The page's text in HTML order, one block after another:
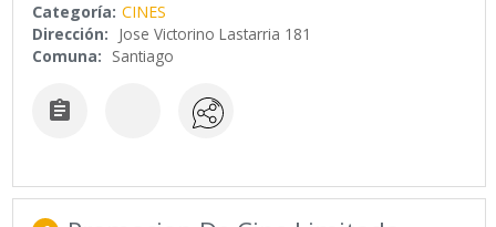
Categoría: CINES
Dirección: Jose Victorino Lastarria 181
Comuna: Santiago
